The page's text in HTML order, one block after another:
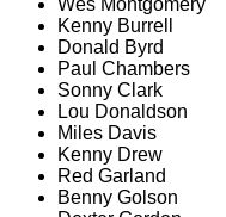
Kenny Burrell
Donald Byrd
Paul Chambers
Sonny Clark
Lou Donaldson
Miles Davis
Kenny Drew
Red Garland
Benny Golson